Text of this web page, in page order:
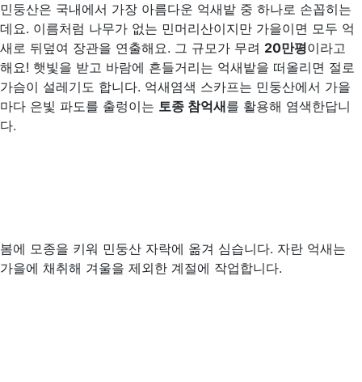
민둥산은 국내에서 가장 아름다운 억새밭 중 하나로 손꼽히는
데요. 이름처럼 나무가 없는 민머리산이지만 가을이면 모두 억
새로 뒤덮여 장관을 연출해요. 그 규모가 무려 20만평이라고
해요! 햇빛을 받고 바람에 흔들거리는 억새밭을 떠올리면 절로
가슴이 설레기도 합니다. 억새염색 스카프는 민둥산에서 가을
마다 은빛 파도를 출렁이는 토종 참억새를 활용해 염색한답니
다.
봄에 모종을 키워 민둥산 자락에 옮겨 심습니다. 자란 억새는
가을에 채취해 겨울을 제외한 계절에 작업합니다.